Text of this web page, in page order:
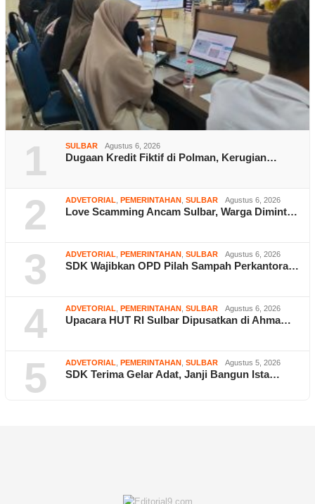
1 SULBAR Agustus 6, 2026
Dugaan Kredit Fiktif di Polman, Kerugian…
2 ADVETORIAL PEMERINTAHAN SULBAR Agustus 6, 2026
Love Scamming Ancam Sulbar, Warga Dimint…
3 ADVETORIAL PEMERINTAHAN SULBAR Agustus 6, 2026
SDK Wajibkan OPD Pilah Sampah Perkantora…
4 ADVETORIAL PEMERINTAHAN SULBAR Agustus 6, 2026
Upacara HUT RI Sulbar Dipusatkan di Ahma…
5 ADVETORIAL PEMERINTAHAN SULBAR Agustus 5, 2026
SDK Terima Gelar Adat, Janji Bangun Ista…